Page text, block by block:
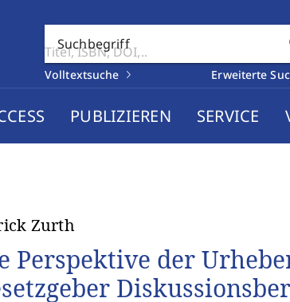
Suchbegriff
Volltextsuche Erweiterte
PUBLIZIEREN SERVICE
Zurth
Perspektive der